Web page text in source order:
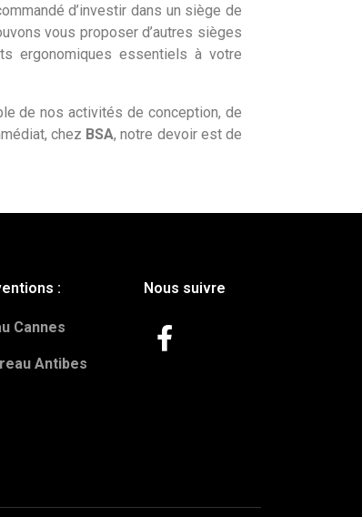
d’investir dans un siège de
vous proposer d’autres sièges
ergonomiques essentiels à votre
de nos activités de conception, de
chez BSA, notre devoir est de
:
Cannes
Antibes
Nous suivre